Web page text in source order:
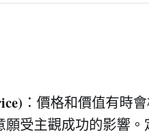
段，通常需要透過大量的陌生
：價格和價值有時
願受主觀成功的影響